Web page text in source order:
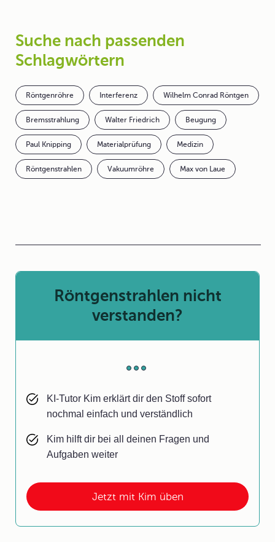
Suche nach passenden
Schlagwörtern
Röntgenröhre Interferenz Wilhelm Conrad Röntgen
Bremsstrahlung Walter Friedrich Beugung
Paul Knipping Materialprüfung Medizin
Röntgenstrahlen Vakuumröhre Max von Laue
Jetzt mit Kim üben
Röntgenstrahlen nicht
verstanden?
KI-Tutor Kim erklärt dir den Stoff sofort
nochmal einfach und verständlich
Kim hilft dir bei all deinen Fragen und
Aufgaben weiter